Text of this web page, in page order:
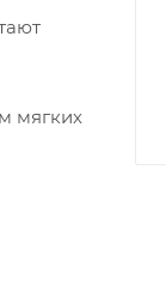
мягких